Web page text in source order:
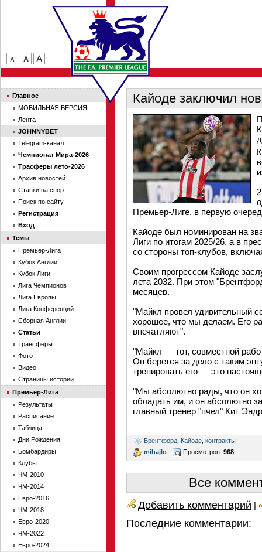
Кайоде заключил
Премьер-Лиге, в первую
Кайоде был номинирован на
Лиги по итогам 2025/26, а в
со стороны топ-клубов,
Своим прогрессом Кайоде
лета 2032. При этом
месяцев.
"Майкл провел удивительный
хорошее, что мы делаем. Его
впечатляют".
"Майкл — тот, совместной
Он берется за дело с таким
тренировать его — это
"Мы абсолютно рады, что он
обладать им, и он абсолютно
главный тренер "пчел" Кит
Брентфорд Кайоде контракты
mihajlo
Просмотров: 968
Все
Добавить комментарий |
Последние комментарии:
Главное
МОБИЛЬНАЯ ВЕРСИЯ
Лента
JOHNNYBET
Telegram-канал
Чемпионат Мира-2026
Трасферы лето-2026
Архив новостей
Ставки на спорт
Поиск по сайту
Регистрация
Вход
Темы
Премьер-Лига
Кубок Англии
Кубок Лиги
Лига Чемпионов
Лига Европы
Лига Конференций
Сборная Англии
Статьи
Трансферы
Фото
Видео
Страницы истории
Премьер-Лига
Результаты
Расписание
Таблица
Дни Рождения
Бомбардиры
Клубы
ЧМ-2010
ЧМ-2014
Евро-2016
ЧМ-2018
Евро-2020
ЧМ-2022
Евро-2024